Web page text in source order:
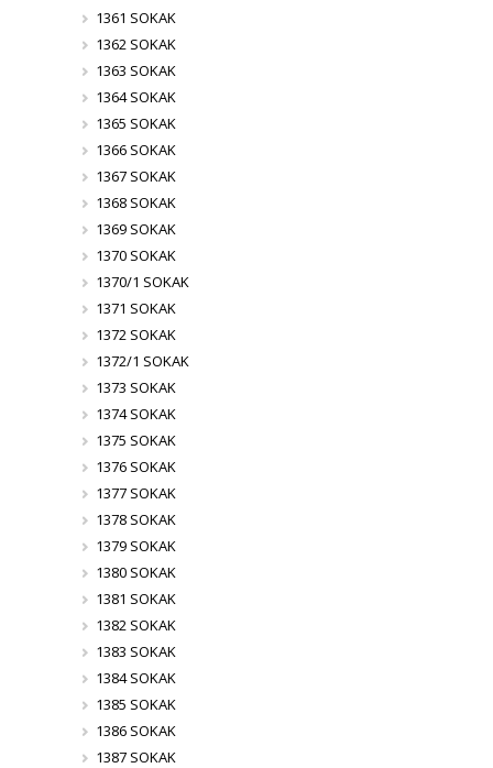
1361 SOKAK
1362 SOKAK
1363 SOKAK
1364 SOKAK
1365 SOKAK
1366 SOKAK
1367 SOKAK
1368 SOKAK
1369 SOKAK
1370 SOKAK
1370/1 SOKAK
1371 SOKAK
1372 SOKAK
1372/1 SOKAK
1373 SOKAK
1374 SOKAK
1375 SOKAK
1376 SOKAK
1377 SOKAK
1378 SOKAK
1379 SOKAK
1380 SOKAK
1381 SOKAK
1382 SOKAK
1383 SOKAK
1384 SOKAK
1385 SOKAK
1386 SOKAK
1387 SOKAK